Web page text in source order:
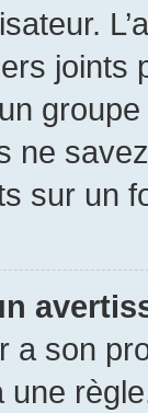
ne
sur un
a son